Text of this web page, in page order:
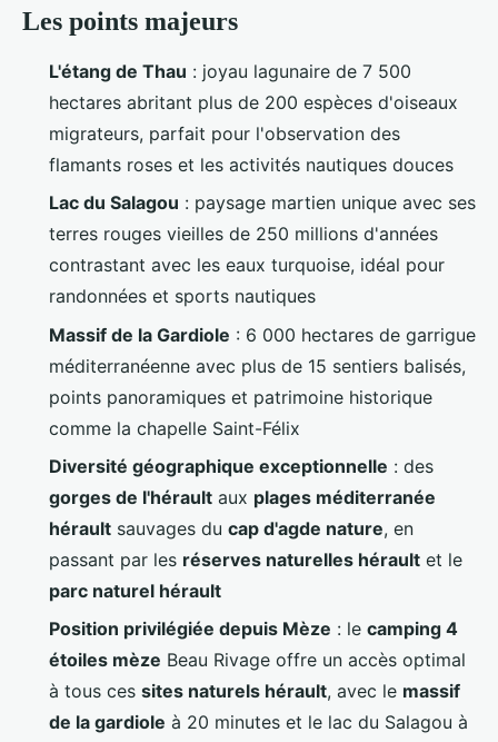
Les points majeurs
L'étang de Thau : joyau lagunaire de 7 500
hectares abritant plus de 200 espèces d'oiseaux
migrateurs, parfait pour l'observation des
flamants roses et les activités nautiques douces
Lac du Salagou : paysage martien unique avec ses
terres rouges vieilles de 250 millions d'années
contrastant avec les eaux turquoise, idéal pour
randonnées et sports nautiques
Massif de la Gardiole : 6 000 hectares de garrigue
méditerranéenne avec plus de 15 sentiers balisés,
points panoramiques et patrimoine historique
comme la chapelle Saint-Félix
Diversité géographique exceptionnelle : des
gorges de l'hérault aux plages méditerranée
hérault sauvages du cap d'agde nature, en
passant par les réserves naturelles hérault et le
parc naturel hérault
Position privilégiée depuis Mèze : le camping 4
étoiles mèze Beau Rivage offre un accès optimal
à tous ces sites naturels hérault, avec le massif
de la gardiole à 20 minutes et le lac du Salagou à